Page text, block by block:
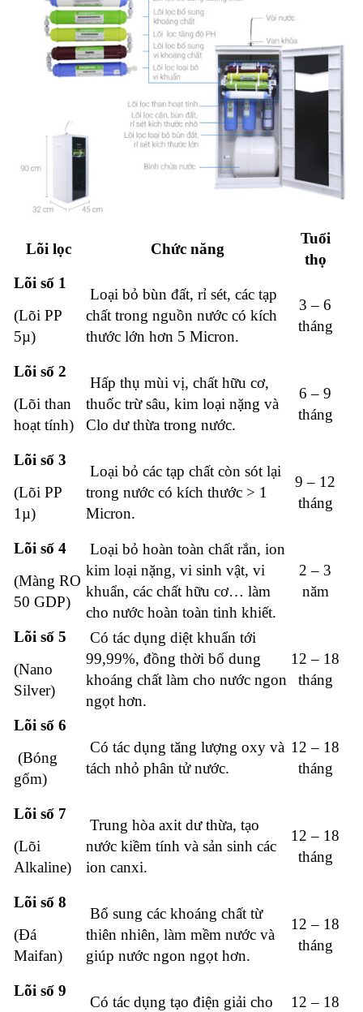
Lõi lọc Chức năng
Tuổi
thọ
Lõi số 1
(Lõi PP
5µ)
Loại bỏ bùn đất, rỉ sét, các tạp
chất trong nguồn nước có kích
thước lớn hơn 5 Micron.
3 – 6
tháng
Lõi số 2
(Lõi than
hoạt tính)
Hấp thụ mùi vị, chất hữu cơ,
thuốc trừ sâu, kim loại nặng và
Clo dư thừa trong nước.
6 – 9
tháng
Lõi số 3
(Lõi PP
1µ)
Loại bỏ các tạp chất còn sót lại
trong nước có kích thước > 1
Micron.
9 – 12
tháng
Lõi số 4
(Màng RO
50 GDP)
Loại bỏ hoàn toàn chất rắn, ion
kim loại nặng, vi sinh vật, vi
khuẩn, các chất hữu cơ… làm
cho nước hoàn toàn tinh khiết.
2 – 3
năm
Lõi số 5
(Nano
Silver)
Có tác dụng diệt khuẩn tới
99,99%, đồng thời bổ dung
khoáng chất làm cho nước ngon
ngọt hơn.
12 – 18
tháng
Lõi số 6
(Bóng
gốm)
Có tác dụng tăng lượng oxy và
tách nhỏ phân tử nước.
12 – 18
tháng
Lõi số 7
(Lõi
Alkaline)
Trung hòa axit dư thừa, tạo
nước kiềm tính và sản sinh các
ion canxi.
12 – 18
tháng
Lõi số 8
(Đá
Maifan)
Bổ sung các khoáng chất từ
thiên nhiên, làm mềm nước và
giúp nước ngon ngọt hơn.
12 – 18
tháng
Lõi số 9
Có tác dụng tạo điện giải cho
12 – 18